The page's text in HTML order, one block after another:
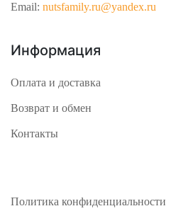
Email: nutsfamily.ru@yandex.ru
Информация
Оплата и доставка
Возврат и обмен
Контакты
Политика конфиденциальности